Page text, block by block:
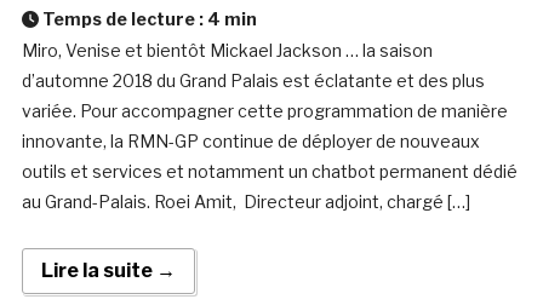
Temps de lecture : 4 min
Miro, Venise et bientôt Mickael Jackson … la saison
d’automne 2018 du Grand Palais est éclatante et des plus
variée. Pour accompagner cette programmation de manière
innovante, la RMN-GP continue de déployer de nouveaux
outils et services et notamment un chatbot permanent dédié
au Grand-Palais. Roei Amit, Directeur adjoint, chargé […]
Lire la suite →